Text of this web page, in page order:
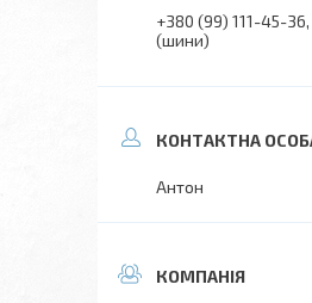
+380 (99) 111-45-36
(шини)
Антон